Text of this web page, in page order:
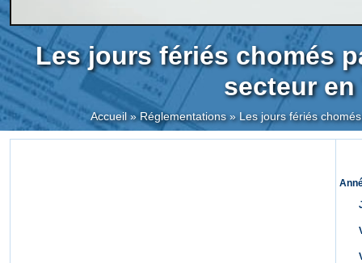
Les jours fériés chomés
secteur
Accueil »Réglementations»Les jours fériés